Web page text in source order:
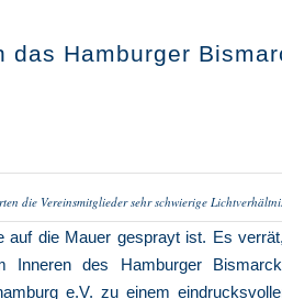
das Hamburger
die Vereinsmitglieder sehr schwierige
auf die Mauer gesprayt ist. Es
Inneren des Hamburger
e.V. zu einem